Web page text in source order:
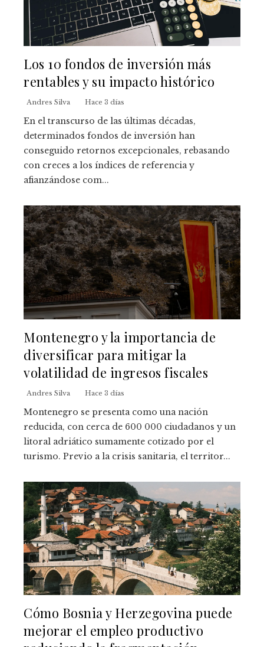
Los 10 fondos de inversión más
rentables y su impacto histórico
Andres Silva Hace 3 días
En el transcurso de las últimas décadas,
determinados fondos de inversión han
conseguido retornos excepcionales, rebasando
con creces a los índices de referencia y
afianzándose com...
Montenegro y la importancia de
diversificar para mitigar la
volatilidad de ingresos fiscales
Andres Silva Hace 3 días
Montenegro se presenta como una nación
reducida, con cerca de 600 000 ciudadanos y un
litoral adriático sumamente cotizado por el
turismo. Previo a la crisis sanitaria, el territor...
Cómo Bosnia y Herzegovina puede
mejorar el empleo productivo